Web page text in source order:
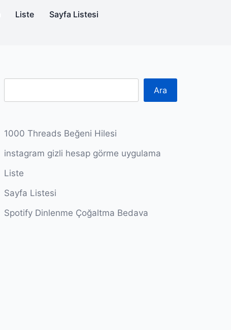
Liste
Sayfa Listesi
Ara
1000 Threads Beğeni Hilesi
instagram gizli hesap görme uygulama
Liste
Sayfa Listesi
Spotify Dinlenme Çoğaltma Bedava